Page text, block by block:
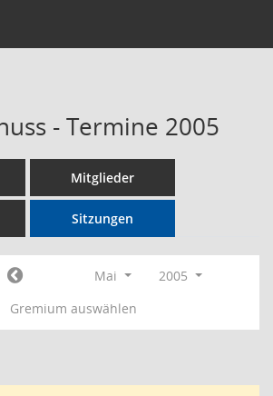
- Termine 2005
Mitglieder
Sitzungen
Mai
2005
Gremium auswählen